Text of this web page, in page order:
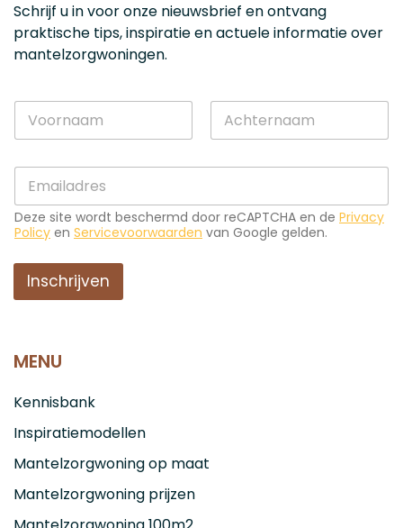
Schrijf u in voor onze nieuwsbrief en ontvang
praktische tips, inspiratie en actuele informatie over
mantelzorgwoningen.
N
a
E
a
i
*
E
m
a
i
l
Deze site wordt beschermd door reCAPTCHA en de Privacy
Policy en Servicevoorwaarden van Google gelden.
Inschrijven
MENU
Kennisbank
Inspiratiemodellen
Mantelzorgwoning op maat
Mantelzorgwoning prijzen